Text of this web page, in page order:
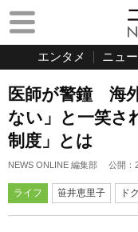
エンタメ ニュ
医師が警鐘 海
ない」と一笑さ
制度」とは
NEWS ONLINE 編集部 公開：
ライフ 笹井恵里子 ド